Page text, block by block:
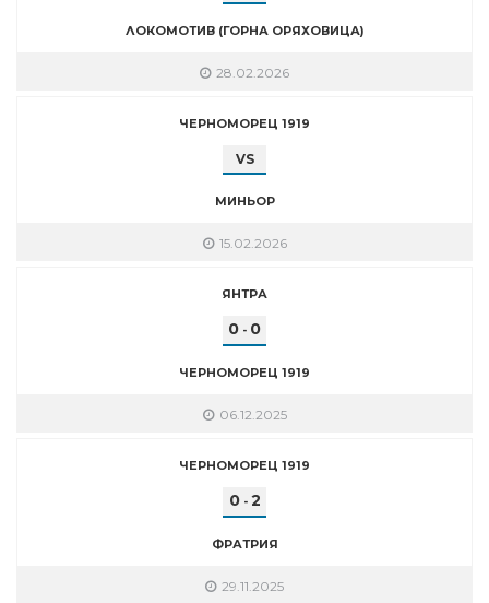
ЛОКОМОТИВ (ГОРНА ОРЯХОВИЦА)
28.02.2026
ЧЕРНОМОРЕЦ 1919
VS
МИНЬОР
15.02.2026
ЯНТРА
0 - 0
ЧЕРНОМОРЕЦ 1919
06.12.2025
ЧЕРНОМОРЕЦ 1919
0- 2
ФРАТРИЯ
29.11.2025